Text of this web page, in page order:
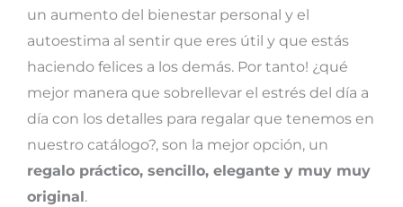
un aumento del bienestar personal y el
autoestima al sentir que eres útil y que estás
haciendo felices a los demás. Por tanto! ¿qué
mejor manera que sobrellevar el estrés del día a
día con los detalles para regalar que tenemos en
nuestro catálogo?, son la mejor opción, un
regalo práctico, sencillo, elegante y muy muy
original .